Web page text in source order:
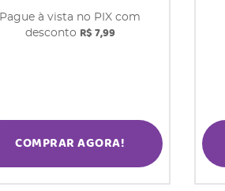
Pague à vista no PIX com
desconto R$ 7,99
COMPRAR AGORA!